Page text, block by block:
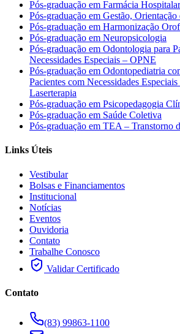
Pós-graduação em Farmácia Hospitalar
Pós-graduação em Gestão,
Pós-graduação em Harmonização
Pós-graduação em Neuropsicologia
Pós-graduação em Odontologia para
Necessidades Especiais – OPNE
Pós-graduação em Odontopediatria
Pacientes com Necessidades
Laserterapia
Pós-graduação em Psicopedagogia
Pós-graduação em Saúde Coletiva
Pós-graduação em TEA – Transtorno
Links Úteis
Vestibular
Bolsas e Financiamentos
Institucional
Notícias
Eventos
Ouvidoria
Contato
Trabalhe Conosco
Validar Certificado
Contato
(83) 99863-1100